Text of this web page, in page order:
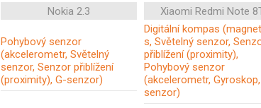
Nokia 2.3 Xiaomi Redmi Note
Pohybový senzor
(akcelerometr, Světelný
senzor, Senzor přiblížení
(proximity), G-senzor)
Digitální kompas
s, Světelný senzor,
přiblížení (proximity),
Pohybový senzor
(akcelerometr,
senzor)